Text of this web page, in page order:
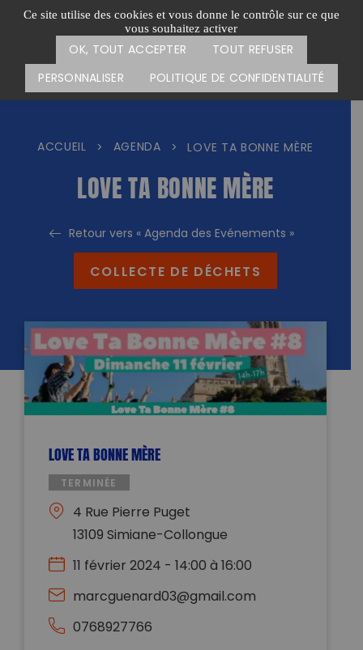
Ce site utilise des cookies et vous donne le contrôle sur ce que
vous souhaitez activer
OK, TOUT ACCEPTER
TOUT REFUSER
PERSONNALISER
POLITIQUE DE CONFIDENTIALITÉ
Passer
Menu
CARTE DES ACTIONS FAIRE UN DON
ACCUEIL > AGENDA > LOVE TA BONNE MÈRE
LOVE TA BONNE MÈRE
Retour vers « Agenda des Evénements »
COLLECTE DE DÉCHETS
LOVE TA BONNE MÈRE
TERMINÉE
4 Rue Pierre Puget
13109 Simiane-Collongue
11 février 2024 - 14:00 à 16:00
marcguenard03@gmail.com
0768927766